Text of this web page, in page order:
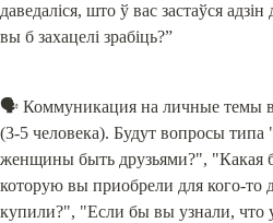
даведаліся, што ў вас застаўся
вы б захацелі зрабіць?”
🗣 Коммуникация на личные темы в
(3-5 человека). Будут вопросы
женщины быть друзьями?", "Какая
которую вы приобрели для кого-то
купили?", "Если бы вы узнали, что